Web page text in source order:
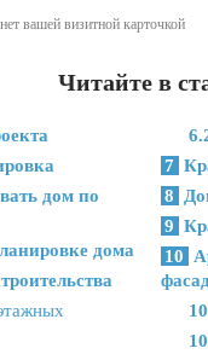
вашей визитной карточкой
Читайте в
дом по
дома
7
8
9
10